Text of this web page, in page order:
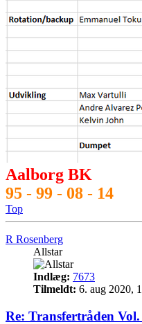
Aalborg BK
95 - 99 - 08 - 14
Top
R Rosenberg
Allstar
Indlæg: 7673
Tilmeldt: 6. aug 2020,
Re: Transfertråden